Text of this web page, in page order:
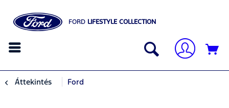
FORD LIFESTYLE COLLECTION
Áttekintés Ford